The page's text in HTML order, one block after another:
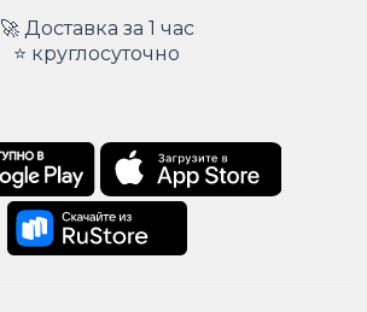
🚀 Доставка за 1 час
⭐ круглосуточно